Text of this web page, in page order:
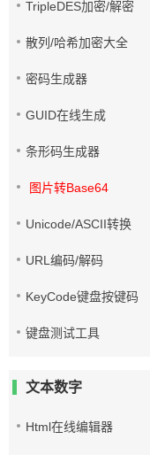
TripleDES加密/解密
散列/哈希加密大全
密码生成器
GUID在线生成
条形码生成器
图片转Base64
Unicode/ASCII转换
URL编码/解码
KeyCode键盘按键码
键盘测试工具
文本数字
Html在线编辑器